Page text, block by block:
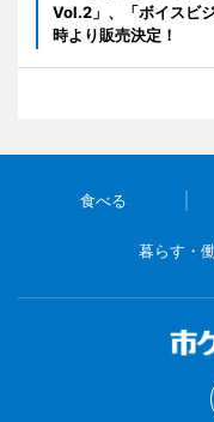
Vol.2」、「ボイスビ
時より販売決定！
食べる
暮らす・